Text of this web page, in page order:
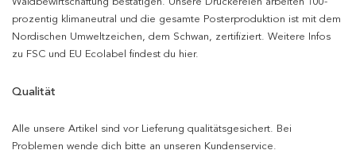
prozentig klimaneutral und die gesamte Posterproduktion ist mit dem
Nordischen Umweltzeichen, dem Schwan, zertifiziert. Weitere Infos
zu FSC und EU Ecolabel findest du hier.
Qualität
Alle unsere Artikel sind vor Lieferung qualitätsgesichert. Bei
Problemen wende dich bitte an unseren Kundenservice.